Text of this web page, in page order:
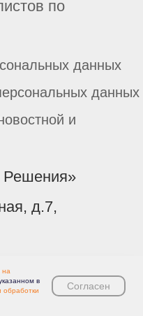
на
в
обработки
Согласен